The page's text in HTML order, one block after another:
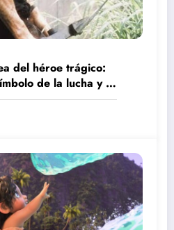
del héroe trágico:
de la lucha y la